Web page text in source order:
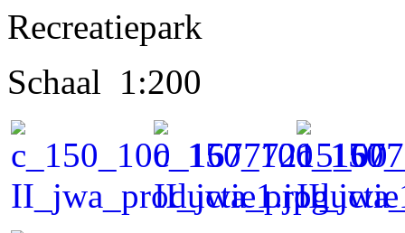
Recreatiepark
Schaal 1:200